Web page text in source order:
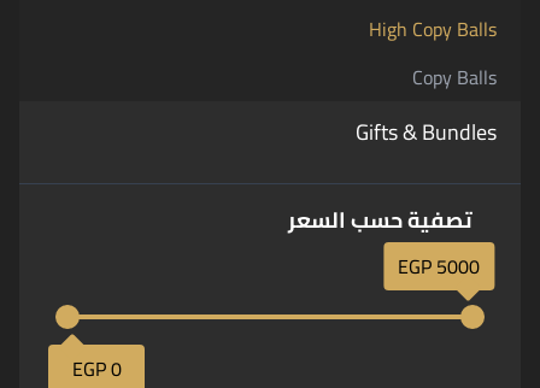
High Copy Balls
Copy Balls
Gifts & Bundles
تصفية حسب السعر
0 EGP
5000 EGP